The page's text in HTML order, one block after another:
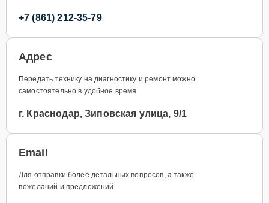
+7 (861) 212-35-79
Адрес
Передать технику на диагностику и ремонт можно
самостоятельно в удобное время
г. Краснодар, Зиповская улица, 9/1
Email
Для отправки более детальных вопросов, а также
пожеланий и предложений